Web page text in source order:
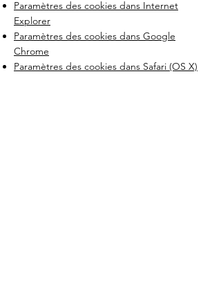
Paramètres des cookies dans Internet
Explorer
Paramètres des cookies dans Google
Chrome
Paramètres des cookies dans Safari (OS X)